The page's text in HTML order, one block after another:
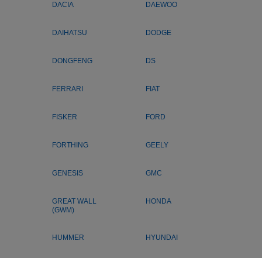
DACIA DAEWOO
DAIHATSU DODGE
DONGFENG DS
FERRARI FIAT
FISKER FORD
FORTHING GEELY
GENESIS GMC
GREAT WALL
(GWM)
HONDA
HUMMER HYUNDAI